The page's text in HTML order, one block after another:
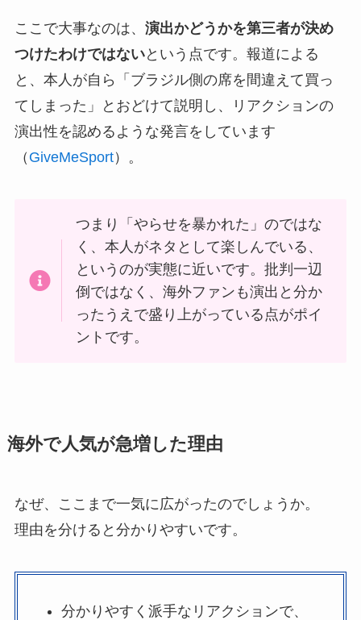
ここで大事なのは、 演出かどうかを第三者が決め
つけたわけではないという点です。報道による
と、本人が自ら「ブラジル側の席を間違えて買っ
てしまった」とおどけて説明し、リアクションの
演出性を認めるような発言をしています
（ GiveMeSport）。
つまり「やらせを暴かれた」のではな
く、本人がネタとして楽しんでいる、
というのが実態に近いです。批判一辺
倒ではなく、海外ファンも演出と分か
ったうえで盛り上がっている点がポイ
ントです。
海外で人気が急増した理由
なぜ、ここまで一気に広がったのでしょうか。
理由を分けると分かりやすいです。
分かりやすく派手なリアクションで、